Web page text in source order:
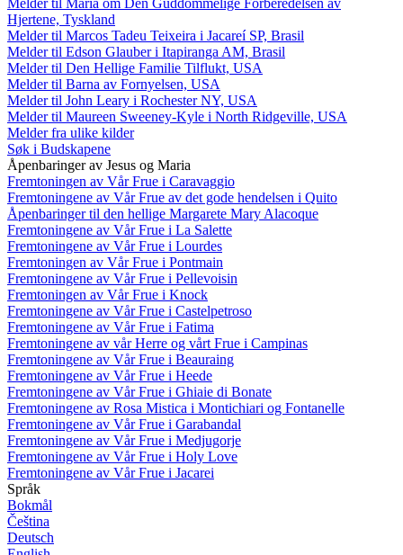
Hjertene, Tyskland
Melder til Marcos Tadeu Teixeira i Jacareí SP, Brasil
Melder til Edson Glauber i Itapiranga AM, Brasil
Melder til Den Hellige Familie Tilflukt, USA
Melder til Barna av Fornyelsen, USA
Melder til John Leary i Rochester NY, USA
Melder til Maureen Sweeney-Kyle i North Ridgeville, USA
Melder fra ulike kilder
Søk i Budskapene
Åpenbaringer av Jesus og Maria
Fremtoningen av Vår Frue i Caravaggio
Fremtoningene av Vår Frue av det gode hendelsen i Quito
Åpenbaringer til den hellige Margarete Mary Alacoque
Fremtoningene av Vår Frue i La Salette
Fremtoningene av Vår Frue i Lourdes
Fremtoningen av Vår Frue i Pontmain
Fremtoningene av Vår Frue i Pellevoisin
Fremtoningen av Vår Frue i Knock
Fremtoningene av Vår Frue i Castelpetroso
Fremtoningene av Vår Frue i Fatima
Fremtoningene av vår Herre og vårt Frue i Campinas
Fremtoningene av Vår Frue i Beauraing
Fremtoningene av Vår Frue i Heede
Fremtoningene av Vår Frue i Ghiaie di Bonate
Fremtoningene av Rosa Mistica i Montichiari og Fontanelle
Fremtoningene av Vår Frue i Garabandal
Fremtoningene av Vår Frue i Medjugorje
Fremtoningene av Vår Frue i Holy Love
Fremtoningene av Vår Frue i Jacarei
Språk
Bokmål
Čeština
Deutsch